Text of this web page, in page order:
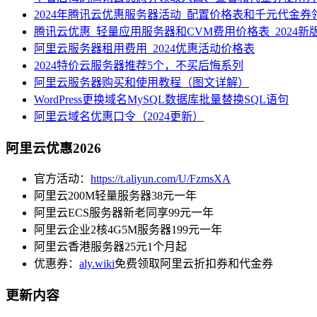
2024年腾讯云优惠服务器活动_配置价格表和千元代金券
腾讯云优惠_轻量应用服务器和CVM费用价格表_2024新
阿里云服务器租用费用_2024优惠活动价格表
2024特价云服务器推荐5个，不买后悔系列
阿里云服务器购买和使用教程（图文详解）
WordPress更换域名MySQL数据库批量替换SQL语句
阿里云域名优惠口令（2024更新）
阿里云优惠2026
官方活动： https://t.aliyun.com/U/FzmsXA
阿里云200M轻量服务器38元一年
阿里云ECS服务器新老同享99元一年
阿里云企业2核4G5M服务器199元一年
阿里云香港服务器25元1个月起
优惠券： aly.wiki免费领取阿里云折扣券和代金券
更新内容